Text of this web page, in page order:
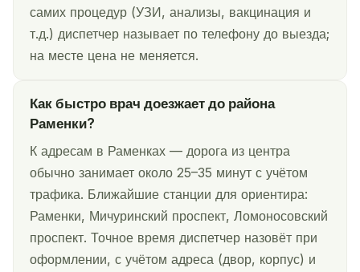
самих процедур (УЗИ, анализы, вакцинация и
т.д.) диспетчер называет по телефону до выезда;
на месте цена не меняется.
Как быстро врач доезжает до района
Раменки?
К адресам в Раменках — дорога из центра
обычно занимает около 25–35 минут с учётом
трафика. Ближайшие станции для ориентира:
Раменки, Мичуринский проспект, Ломоносовский
проспект. Точное время диспетчер назовёт при
оформлении, с учётом адреса (двор, корпус) и